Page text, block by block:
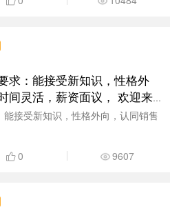
求：能接受新知识，性格外
间灵活，薪资面议， 欢迎来
接受新知识，性格外向，认同销售
0 9607